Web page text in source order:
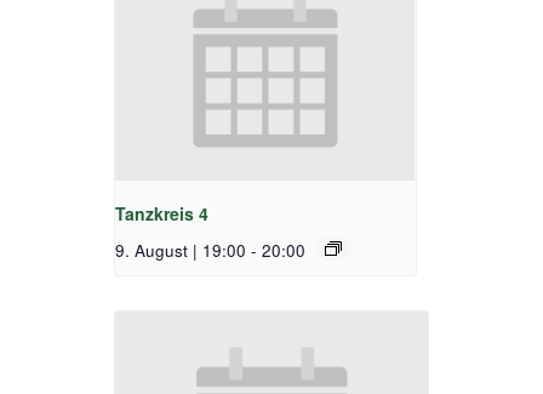
Tanzkreis 4
9. August | 19:00 - 20:00